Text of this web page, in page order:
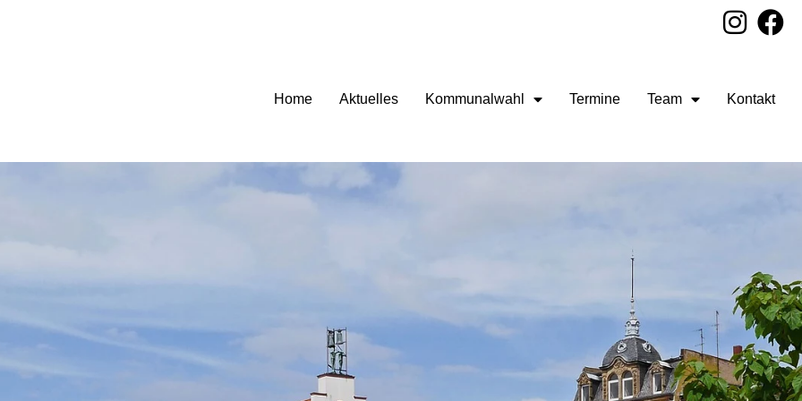
Home Aktuelles Kommunalwahl Termine Team Kontakt